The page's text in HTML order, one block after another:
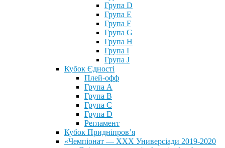
Група D
Група E
Група F
Група G
Група H
Група I
Група J
Кубок Єдності
Плей-офф
Група А
Група В
Група С
Група D
Регламент
Кубок Придніпров’я
«Чемпіонат — ХХХ Универсіади 2019-2020